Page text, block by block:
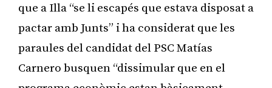
que a Illa “se li escapés que estava disposat a
pactar amb Junts” i ha considerat que les
paraules del candidat del PSC Matías
Carnero busquen “dissimular que en el